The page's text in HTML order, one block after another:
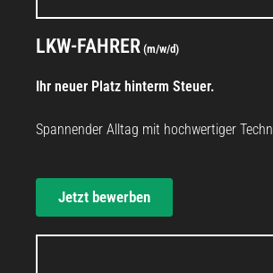
LKW-FAHRER (m/w/d)
Ihr neuer Platz hinterm Steuer.
Spannender Alltag mit hochwertiger
Jetzt bewerben